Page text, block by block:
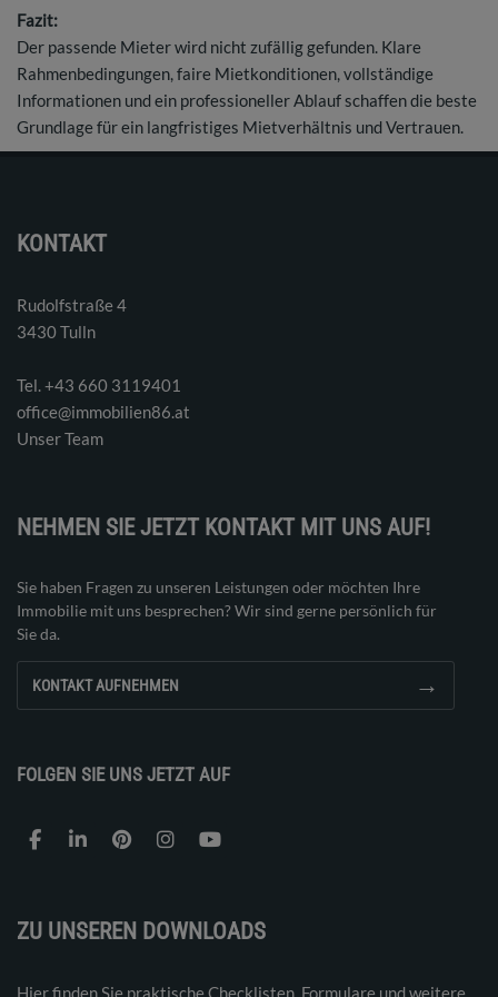
Fazit:
Der passende Mieter wird nicht zufällig gefunden. Klare
Rahmenbedingungen, faire Mietkonditionen, vollständige
Informationen und ein professioneller Ablauf schaffen die beste
Grundlage für ein langfristiges Mietverhältnis und Vertrauen.
KONTAKT
Rudolfstraße 4
3430 Tulln
Tel. ‭+43 660 3119401‬
office@immobilien86.at
Unser Team
NEHMEN SIE JETZT KONTAKT MIT UNS AUF!
Sie haben Fragen zu unseren Leistungen oder möchten Ihre
Immobilie mit uns besprechen? Wir sind gerne persönlich für
Sie da.
KONTAKT AUFNEHMEN →
FOLGEN SIE UNS JETZT AUF
ZU UNSEREN DOWNLOADS
Hier finden Sie praktische Checklisten, Formulare und weitere